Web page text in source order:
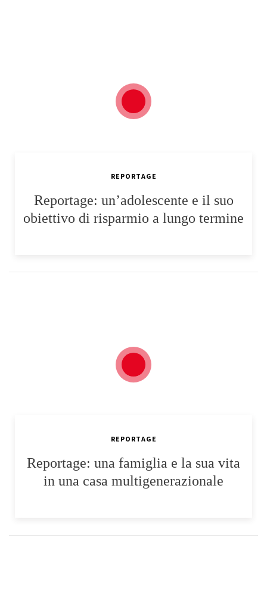
REPORTAGE
Reportage: un’adolescente e il suo
obiettivo di risparmio a lungo termine
REPORTAGE
Reportage: una famiglia e la sua vita
in una casa multigenerazionale